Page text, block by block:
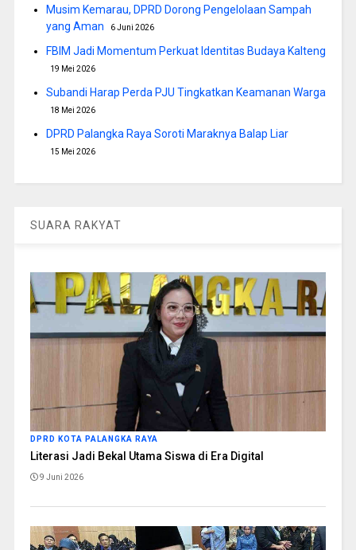
Musim Kemarau, DPRD Dorong Pengelolaan Sampah
yang Aman
6 Juni 2026
FBIM Jadi Momentum Perkuat Identitas Budaya Kalteng
19 Mei 2026
Subandi Harap Perda PJU Tingkatkan Keamanan Warga
18 Mei 2026
DPRD Palangka Raya Soroti Maraknya Balap Liar
15 Mei 2026
SUARA RAKYAT
DPRD KOTA PALANGKA RAYA
Literasi Jadi Bekal Utama Siswa di Era Digital
9 Juni 2026